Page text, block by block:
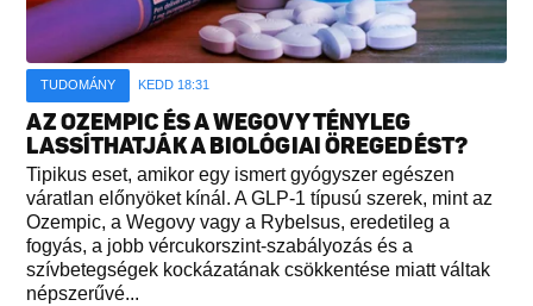
TUDOMÁNY KEDD 18:31
AZ OZEMPIC ÉS A WEGOVY TÉNYLEG
LASSÍTHATJÁK A BIOLÓGIAI ÖREGEDÉST?
Tipikus eset, amikor egy ismert gyógyszer egészen
váratlan előnyöket kínál. A GLP-1 típusú szerek, mint az
Ozempic, a Wegovy vagy a Rybelsus, eredetileg a
fogyás, a jobb vércukorszint-szabályozás és a
szívbetegségek kockázatának csökkentése miatt váltak
népszerűvé...